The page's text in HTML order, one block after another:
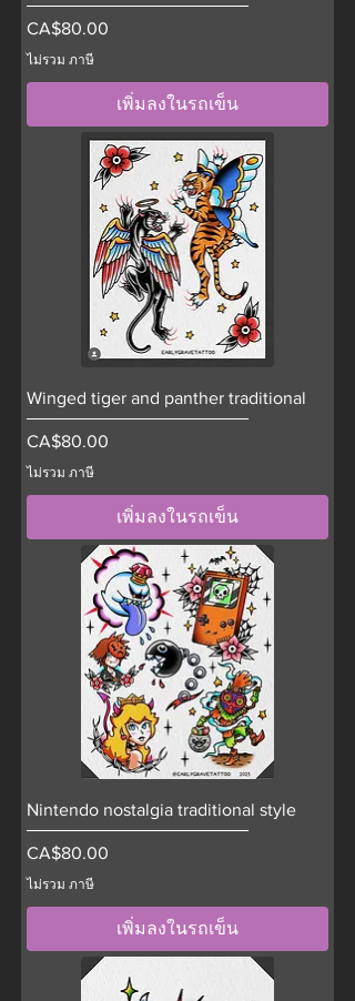
ราคา
CA$80.00
ไม่รวม ภาษี
เพิ่มลงในรถเข็น
Winged tiger and panther traditional
ราคา
CA$80.00
ไม่รวม ภาษี
เพิ่มลงในรถเข็น
Nintendo nostalgia traditional style
ราคา
CA$80.00
ไม่รวม ภาษี
เพิ่มลงในรถเข็น